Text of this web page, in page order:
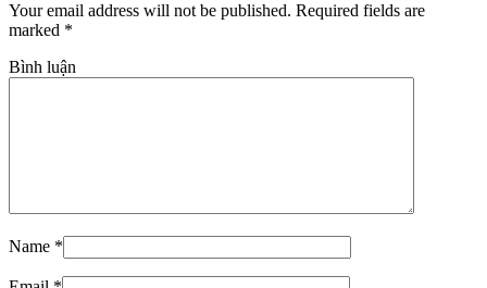
Your email address will not be published. Required fields are
marked *
Bình luận
Name *